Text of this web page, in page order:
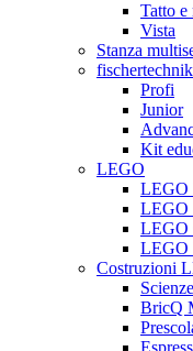
Tatto
Vista
Stanza
Profi
Junior
Kit
LEGO
LEGO
LEGO
LEGO
LEGO
Costruzioni
Scienze
BricQ